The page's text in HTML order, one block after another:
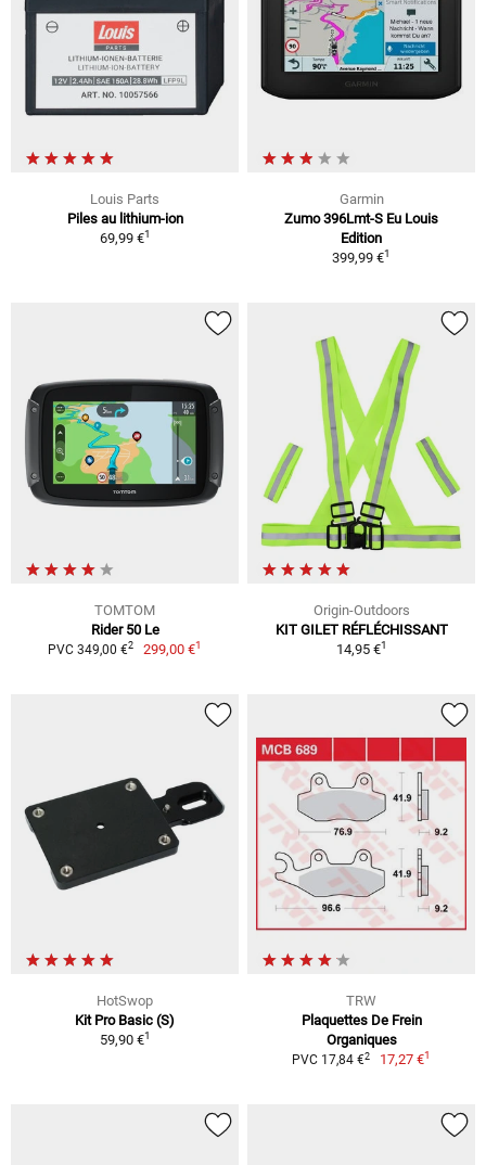
Louis Parts
Piles au lithium-ion
69,99 €1
Garmin
Zumo 396Lmt-S Eu Louis
Edition
399,99 €1
TOMTOM
Rider 50 Le
PVC 349,00 €2 299,00 €1
Origin-Outdoors
KIT GILET RÉFLÉCHISSANT
14,95 €1
HotSwop
Kit Pro Basic (S)
59,90 €1
TRW
Plaquettes De Frein
Organiques
PVC 17,84 €2 17,27 €1